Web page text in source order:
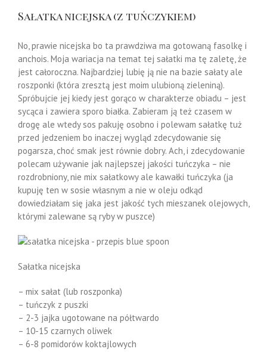
Sałatka nicejska (z tuńczykiem)
No, prawie nicejska bo ta prawdziwa ma gotowaną fasolkę i
anchois. Moja wariacja na temat tej sałatki ma tę zaletę, że
jest całoroczna. Najbardziej lubię ją nie na bazie sałaty ale
roszponki (która zresztą jest moim ulubioną zieleniną).
Spróbujcie jej kiedy jest gorąco w charakterze obiadu – jest
sycąca i zawiera sporo białka. Zabieram ją też czasem w
drogę ale wtedy sos pakuję osobno i polewam sałatkę tuż
przed jedzeniem bo inaczej wygląd zdecydowanie się
pogarsza, choć smak jest równie dobry. Ach, i zdecydowanie
polecam używanie jak najlepszej jakości tuńczyka – nie
rozdrobniony, nie mix sałatkowy ale kawałki tuńczyka (ja
kupuję ten w sosie własnym a nie w oleju odkąd
dowiedziałam się jaka jest jakość tych mieszanek olejowych,
którymi zalewane są ryby w puszce)
Sałatka nicejska
– mix sałat (lub roszponka)
– tuńczyk z puszki
– 2-3 jajka ugotowane na półtwardo
– 10-15 czarnych oliwek
– 6-8 pomidorów koktajlowych